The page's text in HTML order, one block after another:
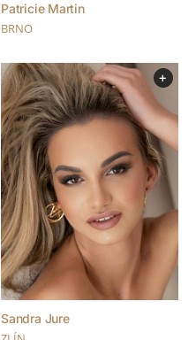
Patricie Martin
BRNO
+
Sandra Jure